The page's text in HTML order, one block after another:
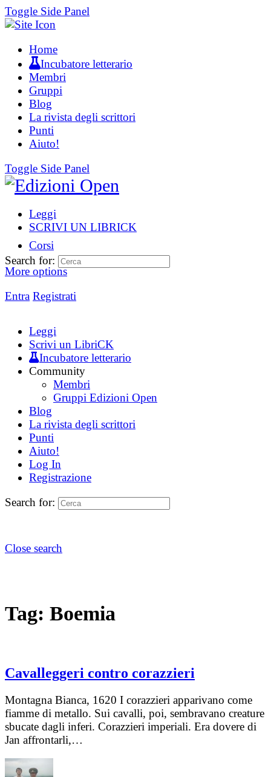
Toggle Side Panel
Home
Incubatore letterario
Membri
Gruppi
Blog
La rivista degli scrittori
Punti
Aiuto!
Toggle Side Panel
Leggi
SCRIVI UN LIBRICK
Corsi
More options
Entra Registrati
Search for:
Leggi
Scrivi un LibriCK
Incubatore letterario
Community
Membri
Gruppi Edizioni Open
Blog
La rivista degli scrittori
Punti
Aiuto!
Log In
Registrazione
Search for:
Close search
Tag: Boemia
Cavalleggeri contro corazzieri
Montagna Bianca, 1620 I corazzieri apparivano come
fiamme di metallo. Sui cavalli, poi, sembravano creature
sbucate dagli inferi. Corazzieri imperiali. Era dovere di
Jan affrontarli,…